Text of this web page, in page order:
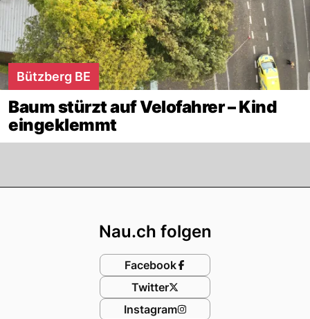
Bützberg BE
Baum stürzt auf Velofahrer – Kind
eingeklemmt
Nau.ch folgen
Facebook
Twitter
Instagram